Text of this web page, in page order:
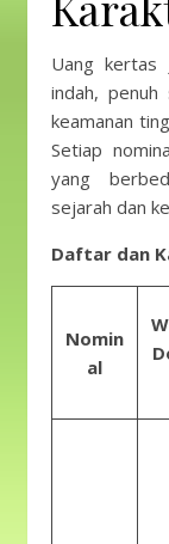
Uang kertas
indah,
keamanan
Setiap
yang
sejarah dan
Daftar dan
Nomin
al